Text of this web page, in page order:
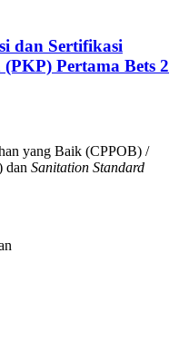
dan Sertifikasi
Pertama Bets 2
yang Baik (CPPOB) /
dan Sanitation Standard